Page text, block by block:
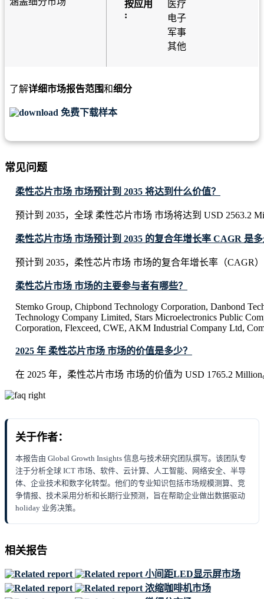
按应用
:
医疗
电子
军事
其他
了解详细市场报告范围和细分
免费下载样本
常见问题
柔性芯片市场 市场预计到 2035 将达到什么价值？
预计到 2035，全球 柔性芯片市场 市场将达到 USD 2563.2
柔性芯片市场 市场预计到 2035 的复合年增长率 CAGR 是
预计到 2035，柔性芯片市场 市场的复合年增长率（CAGR
柔性芯片市场 市场的主要参与者有哪些？
Stemko Group, Chipbond Technology Corporation, Danbond
Technology Company Limited, Stars Microelectronics Public
Corporation, Flexceed, CWE, AKM Industrial Company Ltd,
2025 年 柔性芯片市场 市场的价值是多少？
在 2025 年，柔性芯片市场 市场的价值为 USD 1765.2
关于作者：
本报告由 Global Growth Insights 信息与技术研究团队撰写。该团队专
注于分析全球 ICT 市场、软件、云计算、人工智能、网络安全、半导
体、企业技术和数字化转型。他们的专业知识包括市场规模测算、竞
争情报、技术采用分析和长期行业预测，旨在帮助企业做出数据驱动
holiday 业务决策。
相关报告
小间距LED显示屏市场
浓缩咖啡机市场